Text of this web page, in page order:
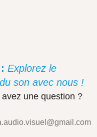
Explorez le
son avec nous !
avez une question ?